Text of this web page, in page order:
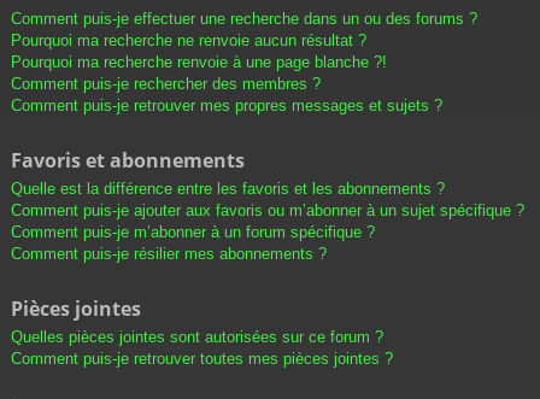
Comment puis-je effectuer une recherche dans un ou des forums ?
Pourquoi ma recherche ne renvoie aucun résultat ?
Pourquoi ma recherche renvoie à une page blanche ?!
Comment puis-je rechercher des membres ?
Comment puis-je retrouver mes propres messages et sujets ?
Favoris et abonnements
Quelle est la différence entre les favoris et les abonnements ?
Comment puis-je ajouter aux favoris ou m’abonner à un sujet spécifique ?
Comment puis-je m’abonner à un forum spécifique ?
Comment puis-je résilier mes abonnements ?
Pièces jointes
Quelles pièces jointes sont autorisées sur ce forum ?
Comment puis-je retrouver toutes mes pièces jointes ?